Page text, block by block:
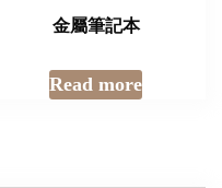
金屬筆記本
Read more